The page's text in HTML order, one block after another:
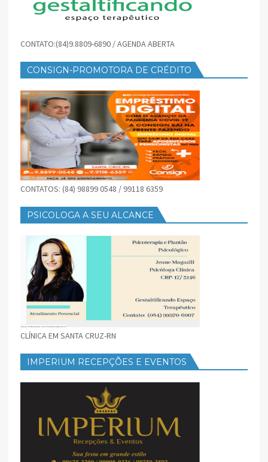
CONTATO:(84)9.8809-6890 / AGENDA ABERTA
CONSIGN-PROMOTORA DE CRÉDITO
CONTATOS: (84) 98899 0548 / 99118 6359
PSICOLOGA A SEU ALCANCE
CLÍNICA EM SANTA CRUZ-RN
IMPERIUM RECEPÇÕES E EVENTOS